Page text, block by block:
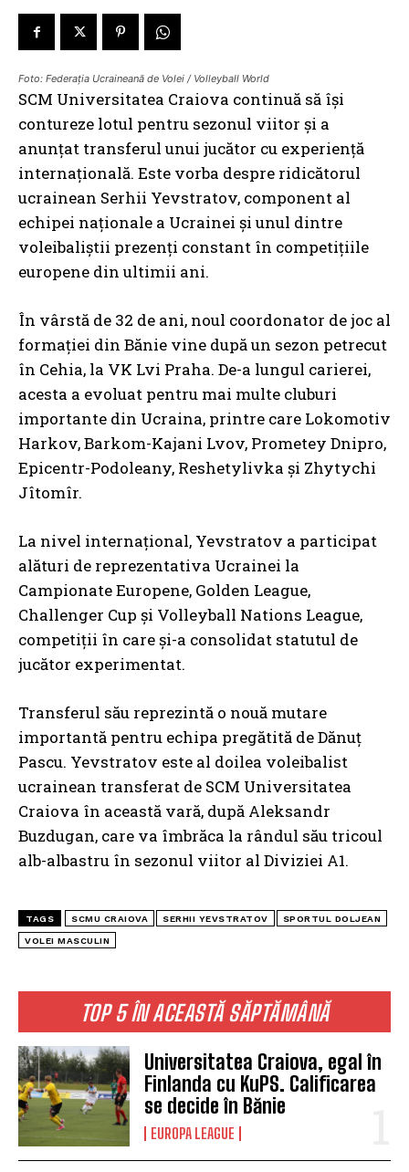
TOP 5 ÎN ACEASTĂ SĂPTĂMÂNĂ
Universitatea Craiova, egal în
Finlanda cu KuPS. Calificarea
se decide în Bănie
EUROPA LEAGUE
Foto: Federația Ucraineană de Volei / Volleyball World
SCM Universitatea Craiova continuă să își
contureze lotul pentru sezonul viitor și a
anunțat transferul unui jucător cu experiență
internațională. Este vorba despre ridicătorul
ucrainean Serhii Yevstratov, component al
echipei naționale a Ucrainei și unul dintre
voleibaliștii prezenți constant în competițiile
europene din ultimii ani.
În vârstă de 32 de ani, noul coordonator de joc al
formației din Bănie vine după un sezon petrecut
în Cehia, la VK Lvi Praha. De-a lungul carierei,
acesta a evoluat pentru mai multe cluburi
importante din Ucraina, printre care Lokomotiv
Harkov, Barkom-Kajani Lvov, Prometey Dnipro,
Epicentr-Podoleany, Reshetylivka și Zhytychi
Jîtomîr.
La nivel internațional, Yevstratov a participat
alături de reprezentativa Ucrainei la
Campionate Europene, Golden League,
Challenger Cup și Volleyball Nations League,
competiții în care și-a consolidat statutul de
jucător experimentat.
Transferul său reprezintă o nouă mutare
importantă pentru echipa pregătită de Dănuț
Pascu. Yevstratov este al doilea voleibalist
ucrainean transferat de SCM Universitatea
Craiova în această vară, după Aleksandr
Buzdugan, care va îmbrăca la rândul său tricoul
alb-albastru în sezonul viitor al Diviziei A1.
TAGS SCMU CRAIOVA SERHII YEVSTRATOV SPORTUL DOLJEAN
VOLEI MASCULIN